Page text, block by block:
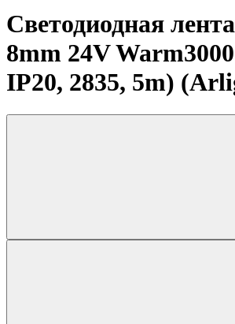
Светодиодная
8mm 24V
IP20, 2835, 5m)